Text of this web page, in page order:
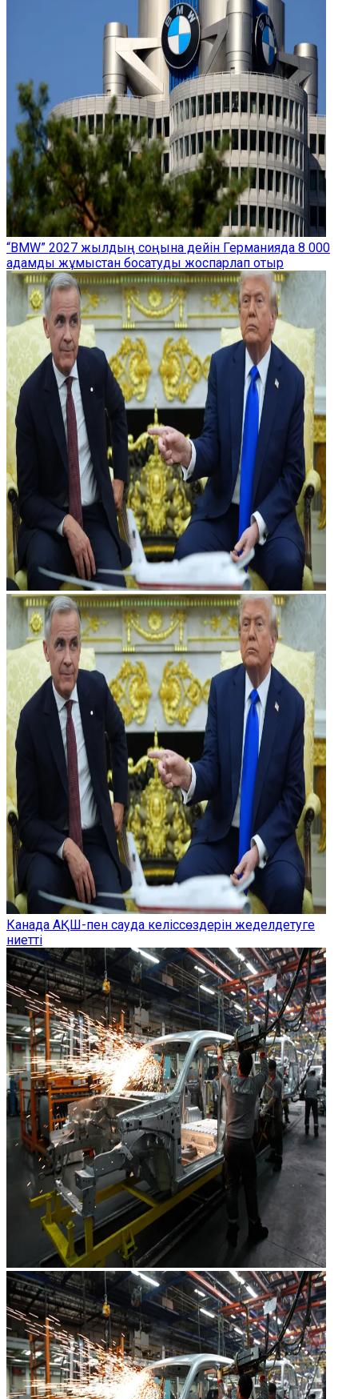
“BMW” 2027 жылдың соңына дейін Германияда 8 000
адамды жұмыстан босатуды жоспарлап отыр
Канада АҚШ-пен сауда келіссөздерін жеделдетуге
ниетті